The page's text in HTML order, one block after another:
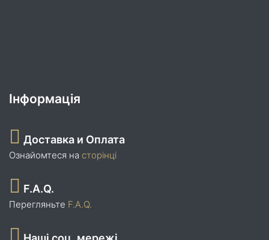
Інформація
Доставка и Оплата
Ознайомтеся на сторінці
F.A.Q.
Перегляньте F.A.Q.